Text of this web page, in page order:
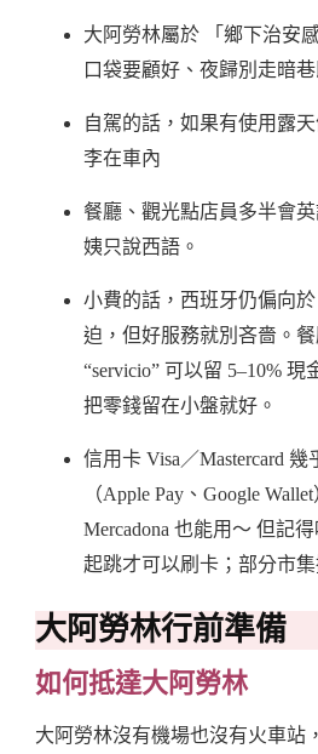
大阿勞林屬於 「鄉下治安
口袋要顧好、夜歸別走暗
自駕的話，如果有使用露
李在車內
餐廳、觀光點店員多半會
姨只說西語。
小費的話，西班牙仍偏向
迫，但好服務就別吝嗇。
“servicio” 可以留 5–10%
把零錢留在小盤就好。
信用卡 Visa／Mastercard
（Apple Pay、Google
Mercadona 也能用～ 但記
起跳才可以刷卡；部分市
大阿勞林行前準備
如何抵達大阿勞林
大阿勞林沒有機場也沒有火車站